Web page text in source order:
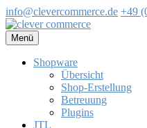
info@clevercommerce.de +49
Zum
Inhalt
springen
Menü
Shopware
Übersicht
Shop-Erstellung
Betreuung
Plugins
JTL